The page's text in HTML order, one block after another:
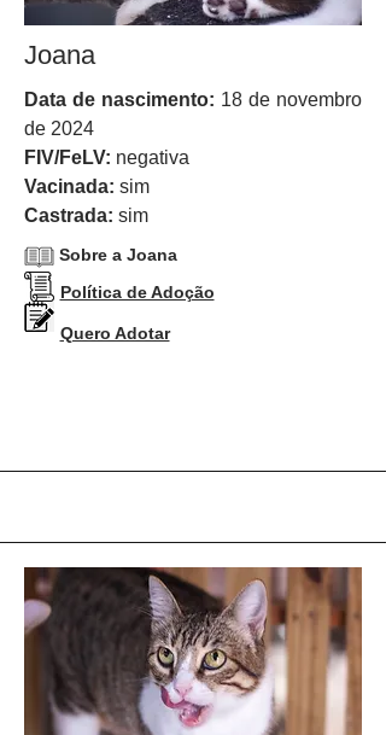
Joana
Data de nascimento: 18 de novembro
de 2024
FIV/FeLV: negativa
Vacinada: sim
Castrada: sim
Sobre a Joana
Política de Adoção
Quero Adotar